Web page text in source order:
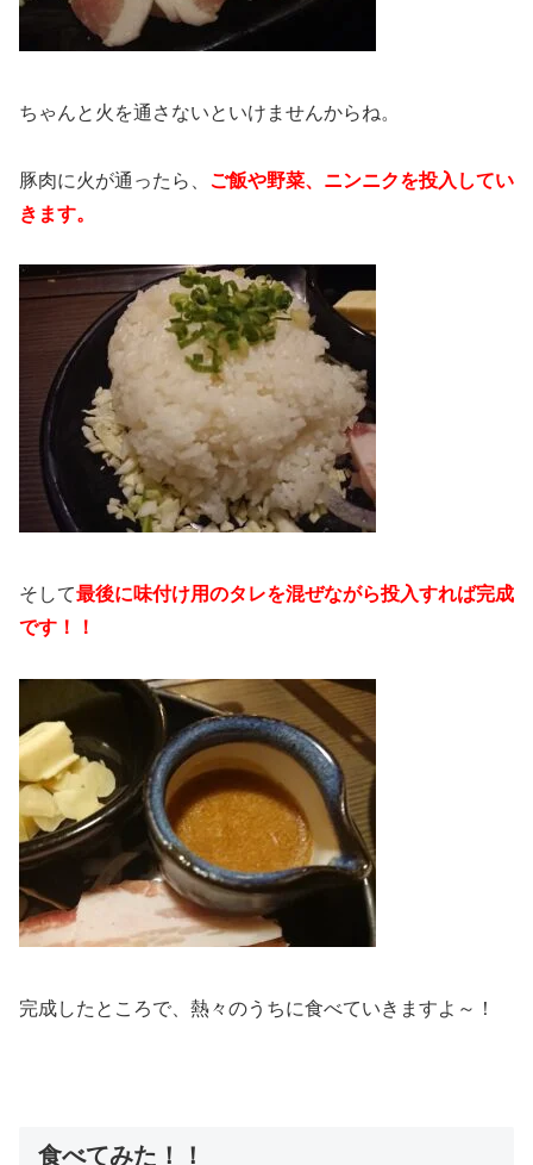
ちゃんと火を通さないといけませんからね。
豚肉に火が通ったら、 ご飯や野菜、ニンニクを投入してい
きます。
そして最後に味付け用のタレを混ぜながら投入すれば完成
です！！
完成したところで、熱々のうちに食べていきますよ～！
食べてみた！！